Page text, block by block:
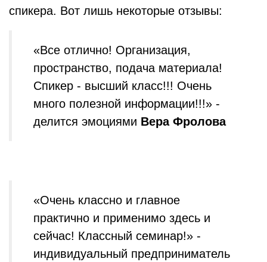
спикера. Вот лишь некоторые отзывы:
«Все отлично! Организация,
пространство, подача материала!
Спикер - высший класс!!! Очень
много полезной информации!!!» -
делится эмоциями Вера Фролова
«Очень классно и главное
практично и применимо здесь и
сейчас! Классный семинар!» -
индивидуальный предприниматель